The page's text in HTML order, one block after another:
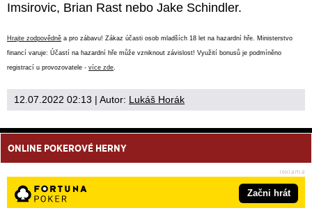
Imsirovic, Brian Rast nebo Jake Schindler.
Hrajte zodpovědně a pro zábavu! Zákaz účasti osob mladších 18 let na hazardní hře. Ministerstvo
financí varuje: Účastí na hazardní hře může vzniknout závislost! Využití bonusů je podmíněno
registrací u provozovatele - více zde.
12.07.2022 02:13 | Autor: Lukáš Horák
ONLINE POKEROVÉ HERNY
Začni hrát